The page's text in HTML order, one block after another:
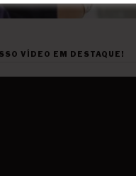
VÍDEO EM DESTAQUE!